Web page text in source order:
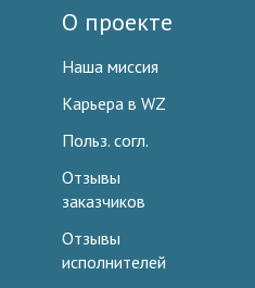
О проекте
Наша миссия
Карьера в WZ
Польз. согл.
Отзывы
заказчиков
Отзывы
исполнителей